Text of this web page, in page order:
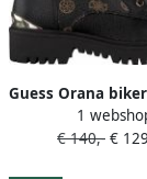
Guess Orana
gespdetail en
1
€ 140,- €